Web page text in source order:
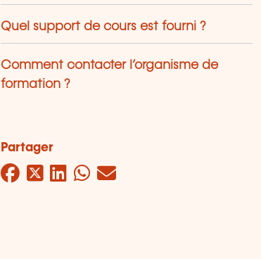
Quel support de cours est fourni ?
Comment contacter l’organisme de
formation ?
Partager
Facebook
Twitter
LinkedIn
WhatsApp
Mail